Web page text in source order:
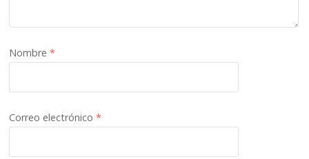
Nombre*
Correo electrónico*